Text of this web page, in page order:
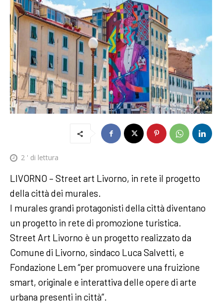
2 ' di lettura
LIVORNO – Street art Livorno, in rete il progetto
della città dei murales.
I murales grandi protagonisti della città diventano
un progetto in rete di promozione turistica.
Street Art Livorno è un progetto realizzato da
Comune di Livorno, sindaco Luca Salvetti, e
Fondazione Lem “per promuovere una fruizione
smart, originale e interattiva delle opere di arte
urbana presenti in città”.